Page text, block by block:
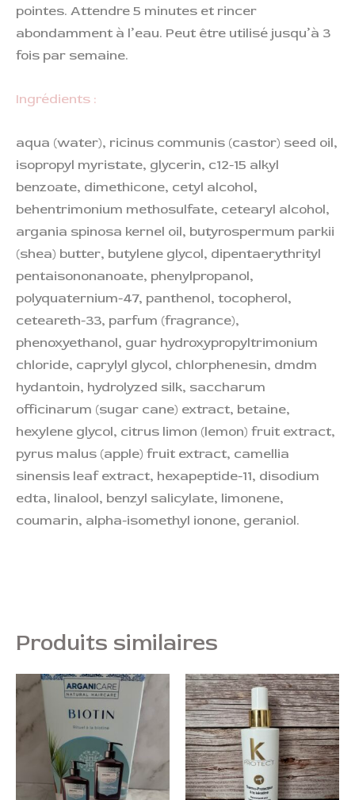
pointes. Attendre 5 minutes et rincer
abondamment à l’eau. Peut être utilisé jusqu’à 3
fois par semaine.
Ingrédients :
aqua (water), ricinus communis (castor) seed oil,
isopropyl myristate, glycerin, c12-15 alkyl
benzoate, dimethicone, cetyl alcohol,
behentrimonium methosulfate, cetearyl alcohol,
argania spinosa kernel oil, butyrospermum parkii
(shea) butter, butylene glycol, dipentaerythrityl
pentaisononanoate, phenylpropanol,
polyquaternium-47, panthenol, tocopherol,
ceteareth-33, parfum (fragrance),
phenoxyethanol, guar hydroxypropyltrimonium
chloride, caprylyl glycol, chlorphenesin, dmdm
hydantoin, hydrolyzed silk, saccharum
officinarum (sugar cane) extract, betaine,
hexylene glycol, citrus limon (lemon) fruit extract,
pyrus malus (apple) fruit extract, camellia
sinensis leaf extract, hexapeptide-11, disodium
edta, linalool, benzyl salicylate, limonene,
coumarin, alpha-isomethyl ionone, geraniol.
Produits similaires